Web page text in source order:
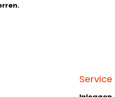
Service